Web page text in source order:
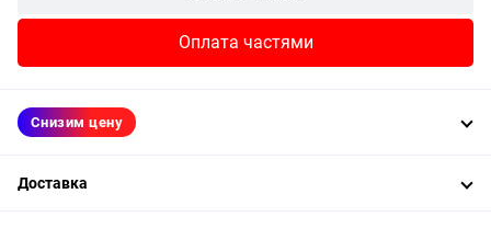
Оплата частями
Снизим цену
Доставка